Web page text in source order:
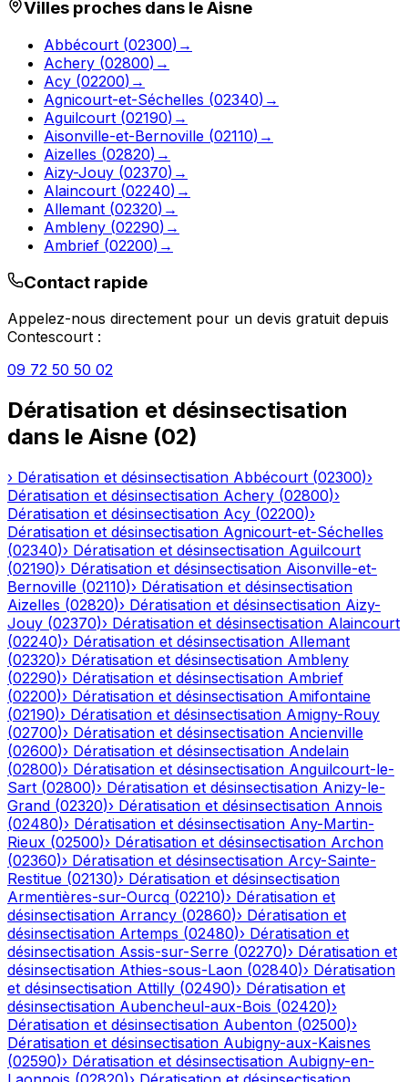
Villes proches dans leAisne
Abbécourt (02300) →
Achery (02800) →
Acy (02200) →
Agnicourt-et-Séchelles (02340) →
Aguilcourt (02190) →
Aisonville-et-Bernoville (02110) →
Aizelles (02820) →
Aizy-Jouy (02370) →
Alaincourt (02240) →
Allemant (02320) →
Ambleny (02290) →
Ambrief (02200) →
Contact rapide
Appelez-nous directement pour un devis gratuit depuis
Contescourt :
09 72 50 50 02
Dératisation et désinsectisation
dans le Aisne (02)
› Dératisation et désinsectisation Abbécourt (02300)›
Dératisation et désinsectisation Achery (02800)›
Dératisation et désinsectisation Acy (02200)›
Dératisation et désinsectisation Agnicourt-et-Séchelles
(02340)› Dératisation et désinsectisation Aguilcourt
(02190)› Dératisation et désinsectisation Aisonville-et-
Bernoville (02110)› Dératisation et désinsectisation
Aizelles (02820)› Dératisation et désinsectisation Aizy-
Jouy (02370)› Dératisation et désinsectisation Alaincourt
(02240)› Dératisation et désinsectisation Allemant
(02320)› Dératisation et désinsectisation Ambleny
(02290)› Dératisation et désinsectisation Ambrief
(02200)› Dératisation et désinsectisation Amifontaine
(02190)› Dératisation et désinsectisation Amigny-Rouy
(02700)› Dératisation et désinsectisation Ancienville
(02600)› Dératisation et désinsectisation Andelain
(02800)› Dératisation et désinsectisation Anguilcourt-le-
Sart (02800)› Dératisation et désinsectisation Anizy-le-
Grand (02320)› Dératisation et désinsectisation Annois
(02480)› Dératisation et désinsectisation Any-Martin-
Rieux (02500)› Dératisation et désinsectisation Archon
(02360)› Dératisation et désinsectisation Arcy-Sainte-
Restitue (02130)› Dératisation et désinsectisation
Armentières-sur-Ourcq (02210)› Dératisation et
désinsectisation Arrancy (02860)› Dératisation et
désinsectisation Artemps (02480)› Dératisation et
désinsectisation Assis-sur-Serre (02270)› Dératisation et
désinsectisation Athies-sous-Laon (02840)› Dératisation
et désinsectisation Attilly (02490)› Dératisation et
désinsectisation Aubencheul-aux-Bois (02420)›
Dératisation et désinsectisation Aubenton (02500)›
Dératisation et désinsectisation Aubigny-aux-Kaisnes
(02590)› Dératisation et désinsectisation Aubigny-en-